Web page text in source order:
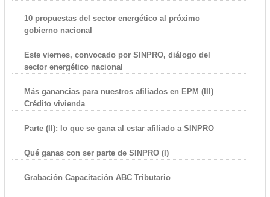
10 propuestas del sector energético al próximo
gobierno nacional
Este viernes, convocado por SINPRO, diálogo del
sector energético nacional
Más ganancias para nuestros afiliados en EPM (III)
Crédito vivienda
Parte (II): lo que se gana al estar afiliado a SINPRO
Qué ganas con ser parte de SINPRO (I)
Grabación Capacitación ABC Tributario